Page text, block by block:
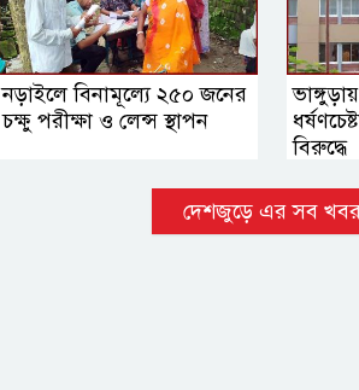
নড়াইলে বিনামূল্যে ২৫০ জনের
চক্ষু পরীক্ষা ও লেন্স স্থাপন
বিরুদ্ধে
দেশজুড়ে এর সব